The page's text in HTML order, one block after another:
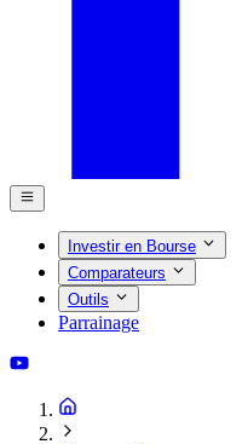
Investir en Bourse
Comparateurs
Outils
Parrainage